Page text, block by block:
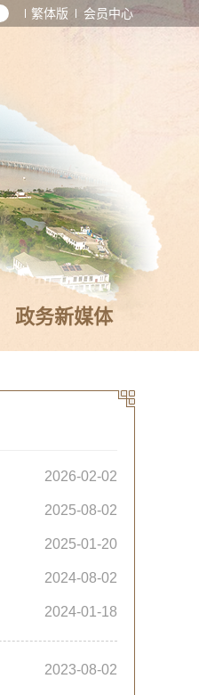
繁体版 会员中心
政务新媒体
2026-02-02
2025-08-02
2025-01-20
2024-08-02
2024-01-18
2023-08-02